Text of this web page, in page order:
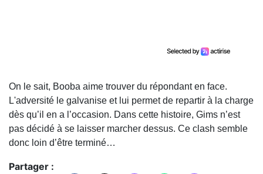
On le sait, Booba aime trouver du répondant en face.
L'adversité le galvanise et lui permet de repartir à la charge
dès qu’il en a l’occasion. Dans cette histoire, Gims n’est
pas décidé à se laisser marcher dessus. Ce clash semble
donc loin d’être terminé…
Partager :